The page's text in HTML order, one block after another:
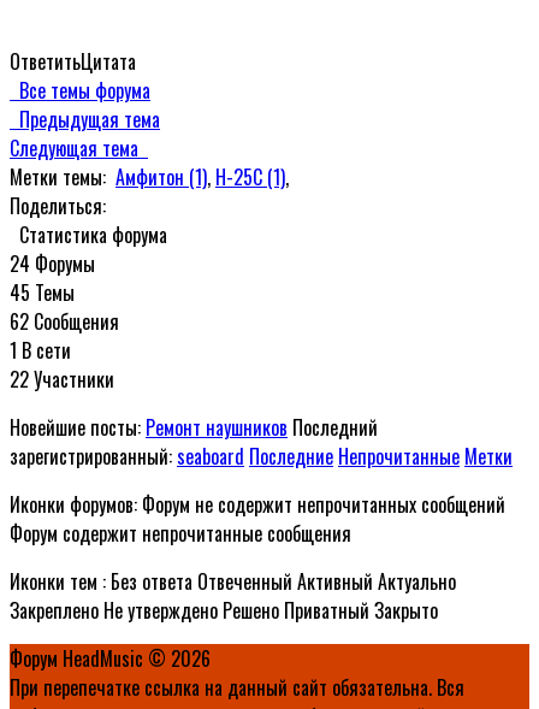
ОтветитьЦитата
Все темы форума
Предыдущая тема
Следующая тема
Метки темы: Амфитон (1), Н-25С (1),
Поделиться:
Статистика форума
24 Форумы
45 Темы
62 Сообщения
1 В сети
22Участники
Новейшие посты: Ремонт наушников Последний
зарегистрированный:seaboard Последние Непрочитанные Метки
Иконки форумов: Форум не содержит непрочитанных сообщений
Форум содержит непрочитанные сообщения
Иконки тем : Без ответа Отвеченный Активный Актуально
Закреплено Не утверждено Решено Приватный Закрыто
Форум HeadMusic © 2026
При перепечатке ссылка на данный сайт обязательна. Вся